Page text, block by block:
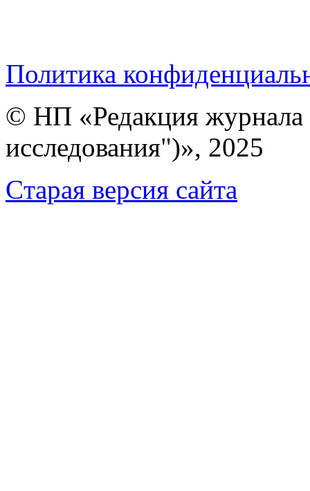
Политика
© НП «Редакция
исследования")», 2025
Cтарая версия сайта